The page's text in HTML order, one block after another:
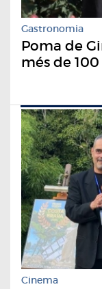
Gastronomia
Poma de
més de
Cinema